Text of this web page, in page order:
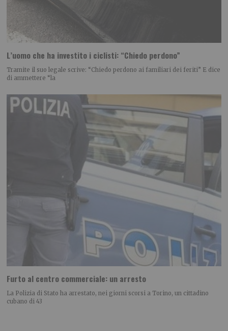
L’uomo che ha investito i ciclisti: “Chiedo perdono”
Tramite il suo legale scrive: “Chiedo perdono ai familiari dei feriti” E dice
di ammettere “la
Furto al centro commerciale: un arresto
La Polizia di Stato ha arrestato, nei giorni scorsi a Torino, un cittadino
cubano di 43